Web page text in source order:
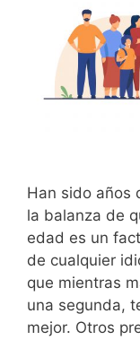
Han sido años
la balanza de
edad es un
de cualquier
que mientras
una segunda,
mejor. Otros